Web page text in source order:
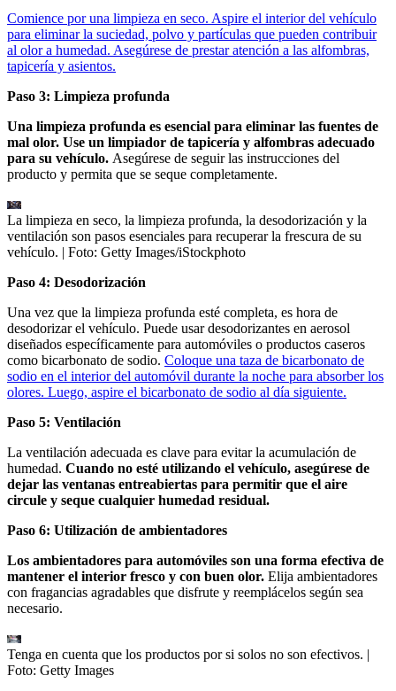
Comience por una limpieza en seco. Aspire el interior del vehículo
para eliminar la suciedad, polvo y partículas que pueden contribuir
al olor a humedad. Asegúrese de prestar atención a las alfombras,
tapicería y asientos.
Paso 3: Limpieza profunda
Una limpieza profunda es esencial para eliminar las fuentes de
mal olor. Use un limpiador de tapicería y alfombras adecuado
para su vehículo. Asegúrese de seguir las instrucciones del
producto y permita que se seque completamente.
La limpieza en seco, la limpieza profunda, la desodorización y la
ventilación son pasos esenciales para recuperar la frescura de su
vehículo. | Foto: Getty Images/iStockphoto
Paso 4: Desodorización
Una vez que la limpieza profunda esté completa, es hora de
desodorizar el vehículo. Puede usar desodorizantes en aerosol
diseñados específicamente para automóviles o productos caseros
como bicarbonato de sodio. Coloque una taza de bicarbonato de
sodio en el interior del automóvil durante la noche para absorber los
olores. Luego, aspire el bicarbonato de sodio al día siguiente.
Paso 5: Ventilación
La ventilación adecuada es clave para evitar la acumulación de
humedad. Cuando no esté utilizando el vehículo, asegúrese de
dejar las ventanas entreabiertas para permitir que el aire
circule y seque cualquier humedad residual.
Paso 6: Utilización de ambientadores
Los ambientadores para automóviles son una forma efectiva de
mantener el interior fresco y con buen olor. Elija ambientadores
con fragancias agradables que disfrute y reemplácelos según sea
necesario.
Tenga en cuenta que los productos por si solos no son efectivos. |
Foto: Getty Images